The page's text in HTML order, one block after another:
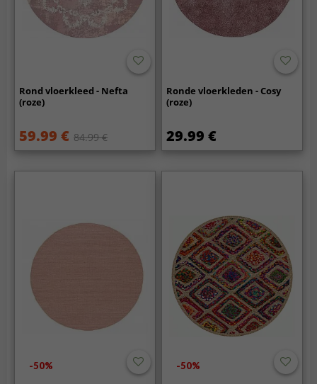
Rond vloerkleed - Nefta
(roze)
59.99 € 84.99 €
Ronde vloerkleden - Cosy
(roze)
29.99 €
-50% -50%